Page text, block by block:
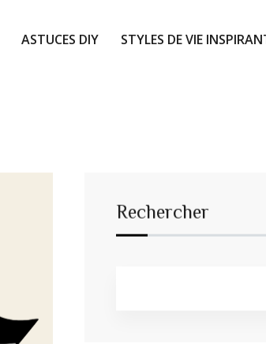
ASTUCES DIY STYLES DE VIE
Rechercher